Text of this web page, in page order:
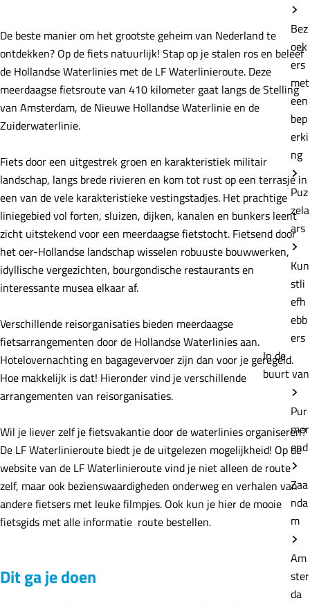
Bez
oek
ers
met
een
bep
erki
ng
Puz
zela
ars
Kun
stli
efh
ebb
ers
In de
buurt van
Pur
mer
end
Zaa
nda
m
Am
ster
da
De beste manier om het grootste geheim van Nederland te
ontdekken? Op de fiets natuurlijk! Stap op je stalen ros en beleef
de Hollandse Waterlinies met de LF Waterlinieroute. Deze
meerdaagse fietsroute van 410 kilometer gaat langs de Stelling
van Amsterdam, de Nieuwe Hollandse Waterlinie en de
Zuiderwaterlinie.
Fiets door een uitgestrek groen en karakteristiek militair
landschap, langs brede rivieren en kom tot rust op een terrasje in
een van de vele karakteristieke vestingstadjes. Het prachtige
liniegebied vol forten, sluizen, dijken, kanalen en bunkers leent
zicht uitstekend voor een meerdaagse fietstocht. Fietsend door
het oer-Hollandse landschap wisselen robuuste bouwwerken,
idyllische vergezichten, bourgondische restaurants en
interessante musea elkaar af.
Verschillende reisorganisaties bieden meerdaagse
fietsarrangementen door de Hollandse Waterlinies aan.
Hotelovernachting en bagagevervoer zijn dan voor je geregeld.
Hoe makkelijk is dat! Hieronder vind je verschillende
arrangementen van reisorganisaties.
Wil je liever zelf je fietsvakantie door de waterlinies organiseren?
De LF Waterlinieroute biedt je de uitgelezen mogelijkheid! Op de
website van de LF Waterlinieroute vind je niet alleen de route
zelf, maar ook bezienswaardigheden onderweg en verhalen van
andere fietsers met leuke filmpjes. Ook kun je hier de mooie
fietsgids met alle informatie route bestellen.
Dit ga je doen